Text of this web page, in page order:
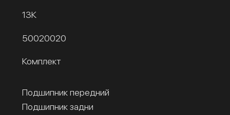
13К
50020020
Комплект
Подшипник передний
Подшипник задни